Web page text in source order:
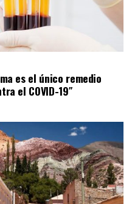
es el único remedio
el COVID-19″